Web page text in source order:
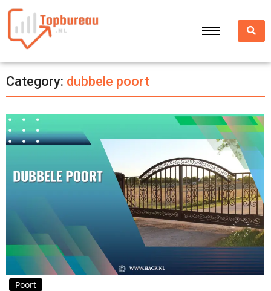
Category: dubbele poort
Poort